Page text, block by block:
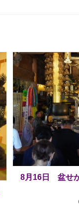
8月16日 盆せ